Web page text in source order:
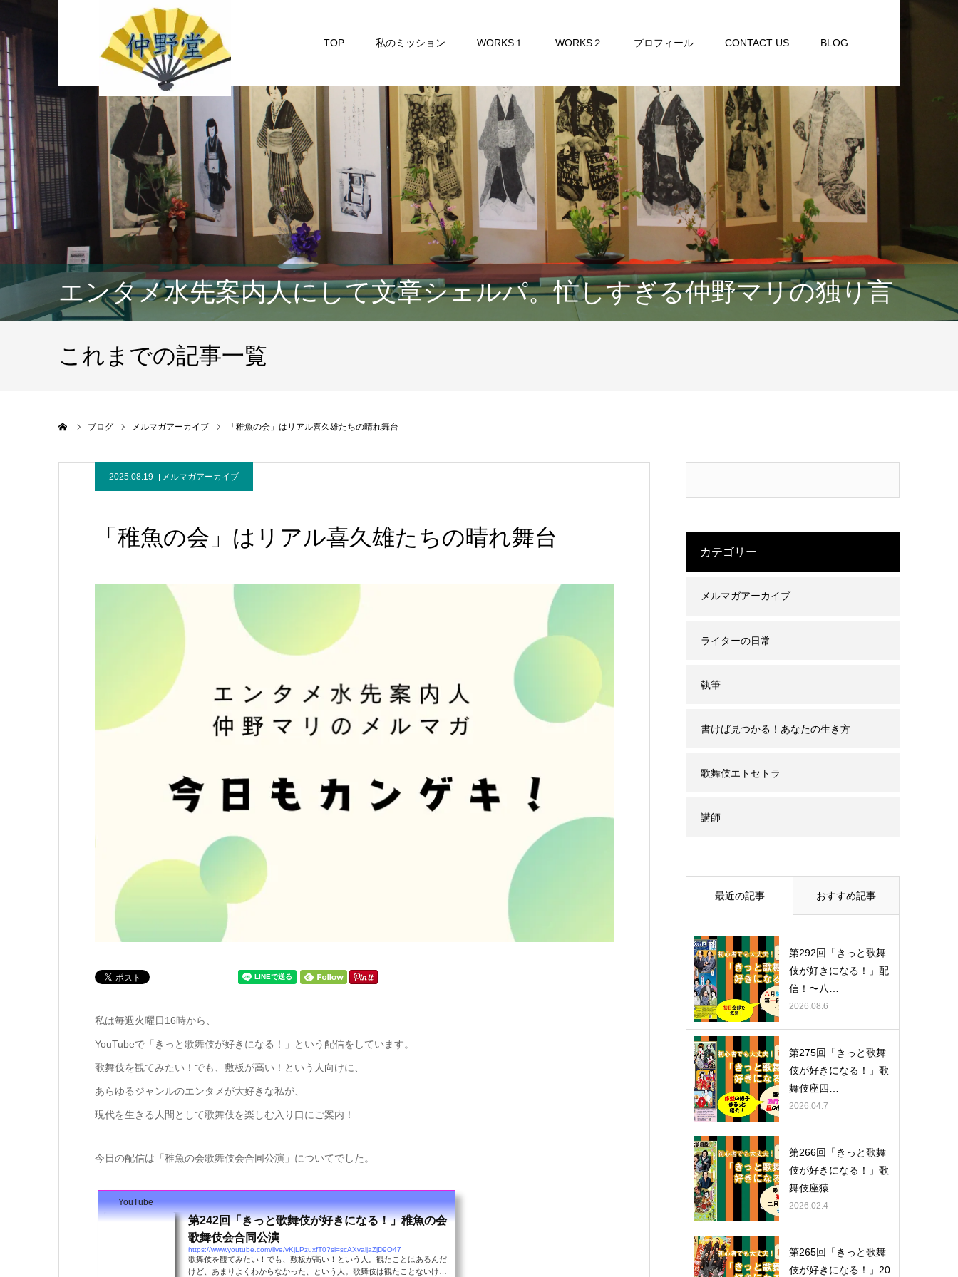
TOP 私のミッション WORKS１ WORKS２ プロフィール CONTACT US BLOG
エンタメ水先案内人にして文章シェルパ。忙しすぎる仲野マリの独り言
これまでの記事一覧
ブログ メルマガアーカイブ 「稚魚の会」はリアル喜久雄たちの晴れ舞台
2025.08.19 メルマガアーカイブ
「稚魚の会」はリアル喜久雄たちの晴れ舞台
私は毎週火曜日16時から、
YouTubeで「きっと歌舞伎が好きになる！」という配信をしています。
歌舞伎を観てみたい！でも、敷板が高い！という人向けに、
あらゆるジャンルのエンタメが大好きな私が、
現代を生きる人間として歌舞伎を楽しむ入り口にご案内！
今日の配信は「稚魚の会歌舞伎会合同公演」についてでした。
YouTube
第242回「きっと歌舞伎が好きになる！」稚魚の会
歌舞伎会合同公演
https://www.youtube.com/live/vKjLPzuxfT0?si=scAXvaljaZjD9O47
歌舞伎を観てみたい！でも、敷板が高い！という人。観たことはあるんだ
けど、あまりよくわからなかった、という人。歌舞伎は観たことないけ
カテゴリー
メルマガアーカイブ
ライターの日常
執筆
書けば見つかる！あなたの生き方
歌舞伎エトセトラ
講師
最近の記事 おすすめ記事
第292回「きっと歌舞
伎が好きになる！」配
信！〜八…
2026.08.6
第275回「きっと歌舞
伎が好きになる！」歌
舞伎座四…
2026.04.7
第266回「きっと歌舞
伎が好きになる！」歌
舞伎座猿…
2026.02.4
第265回「きっと歌舞
伎が好きになる！」20